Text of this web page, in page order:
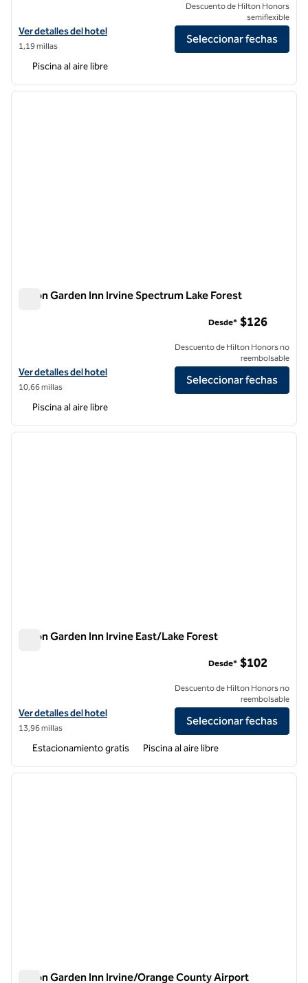
Ver detalles del hotel Hilton Garden Inn Dana Point Doheny Beach
Ver detalles del hotel
1,19 millas
Descuento de Hilton Honors
semiflexible
Seleccionar fechas
Piscina al aire libre
1 de 12
Hilton Garden Inn Irvine Spectrum Lake Forest
Ver detalles del hotel Hilton Garden Inn Irvine Spectrum Lake Forest
Ver detalles del hotel
10,66 millas
Desde* $126
Descuento de Hilton Honors no
reembolsable
Seleccionar fechas
Piscina al aire libre
1 de 12
Hilton Garden Inn Irvine East/Lake Forest
Ver detalles del hotel Hilton Garden Inn Irvine East/Lake Forest
Ver detalles del hotel
13,96 millas
Desde* $102
Descuento de Hilton Honors no
reembolsable
Seleccionar fechas
Estacionamiento gratis Piscina al aire libre
1 de 12
Hilton Garden Inn Irvine/Orange County Airport